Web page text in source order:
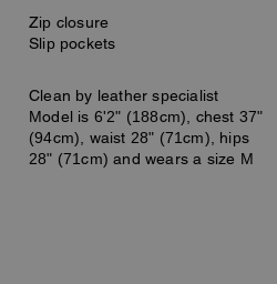
Zip closure
Slip pockets
Clean by leather specialist
Model is 6'2" (188cm), chest 37"
(94cm), waist 28" (71cm), hips
28" (71cm) and wears a size M